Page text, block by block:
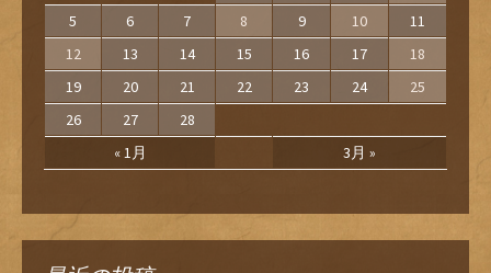
« 1月 3月 »
5
6 7 8 9 10
11
12
13 14 15 16 17
18
19
20 21 22 23 24
25
26
27 28